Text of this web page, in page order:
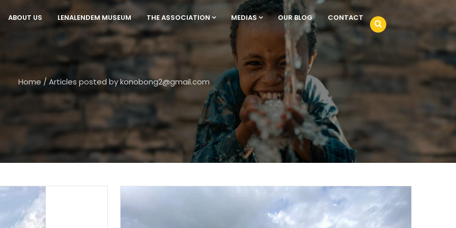
ABOUT US LENALENDEM MUSEUM THE ASSOCIATION MEDIAS OUR BLOG CONTACT
Home/Articles posted by konobong2@gmail.com